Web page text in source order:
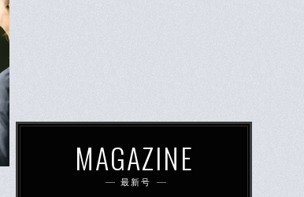
MAGAZINE
最新号